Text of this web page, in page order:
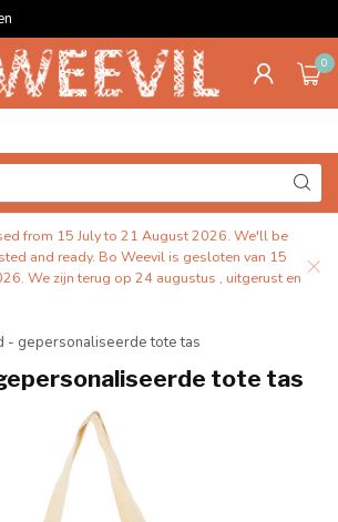
0
from 15 July to 21 August 2026. We'll be
and ready. Bo Weevil is gesloten van 15
We zijn terug op 24 augustus , uitgerust en
- gepersonaliseerde tote tas
tote tas